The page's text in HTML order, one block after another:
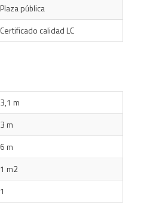
Plaza pública
Certificado calidad LC
3,1 m
3 m
6 m
1 m2
1